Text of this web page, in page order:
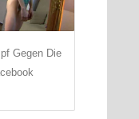
Gegen Die